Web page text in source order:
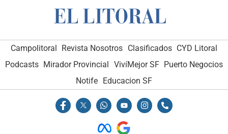
Campolitoral Revista Nosotros Clasificados CYD Litoral
Podcasts Mirador Provincial VivíMejor SF Puerto Negocios
Notife Educacion SF